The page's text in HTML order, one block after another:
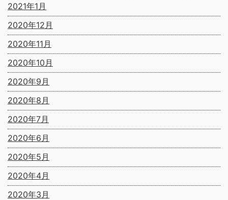
2021年1月
2020年12月
2020年11月
2020年10月
2020年9月
2020年8月
2020年7月
2020年6月
2020年5月
2020年4月
2020年3月